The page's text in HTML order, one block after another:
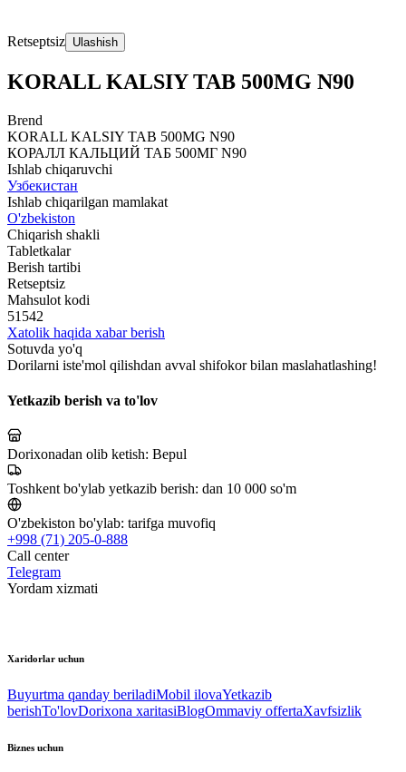
Retseptsiz Ulashish
KORALL KALSIY TAB 500MG N90
Brend
KORALL KALSIY TAB 500MG N90
КОРАЛЛ КАЛЬЦИЙ ТАБ 500МГ N90
Ishlab chiqaruvchi
Узбекистан
Ishlab chiqarilgan mamlakat
O'zbekiston
Chiqarish shakli
Tabletkalar
Berish tartibi
Retseptsiz
Mahsulot kodi
51542
Xatolik haqida xabar berish
Sotuvda yo'q
Dorilarni iste'mol qilishdan avval shifokor bilan maslahatlashing!
Yetkazib berish va to'lov
Dorixonadan olib ketish: Bepul
Toshkent bo'ylab yetkazib berish: dan 10 000 so'm
O'zbekiston bo'ylab: tarifga muvofiq
+998 (71) 205-0-888
Call center
Telegram
Yordam xizmati
Xaridorlar uchun
Buyurtma qanday beriladiMobil ilovaYetkazib
berishTo'lovDorixona xaritasiBlogOmmaviy offertaXavfsizlik
Biznes uchun